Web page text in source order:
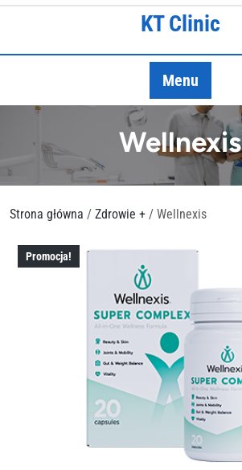
Skip
KT Clinic
Menu
Wellnexis
Strona główna / Zdrowie + / Wellnexis
Promocja!